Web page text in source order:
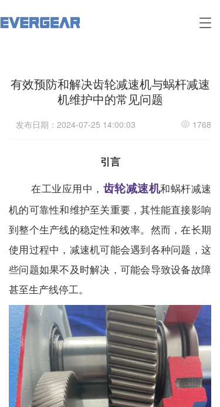
T
e
n
i
o
有效预防和解决齿轮减速机与蜗杆减速
机维护中的常见问题
发布日期：2024-07-25 14:00:03 1768
引言
在工业应用中， 齿轮减速机和蜗杆减速
机的可靠性和维护至关重要，其性能直接影响
到整个生产线的稳定性和效率。然而，在长期
使用过程中， 减速机可能会遇到各种问题，这
些问题如果不及时解决，可能会导致设备故障
甚至生产线停工。